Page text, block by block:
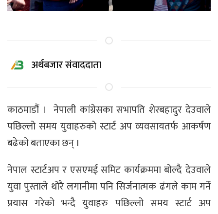
अर्थबजार संवाददाता
काठमाडौं । नेपाली कांग्रेसका सभापति शेरबहादुर देउवाले
पछिल्लो समय युवाहरुको स्टार्ट अप व्यवसायतर्फ आकर्षण
बढेको बताएका छन् ।
नेपाल स्टार्टअप र एसएमई समिट कार्यक्रममा बोल्दै देउवाले
युवा पुस्ताले थोरै लगानीमा पनि सिर्जनात्मक ढंगले काम गर्ने
प्रयास गरेको भन्दै युवाहरु पछिल्लो समय स्टार्ट अप